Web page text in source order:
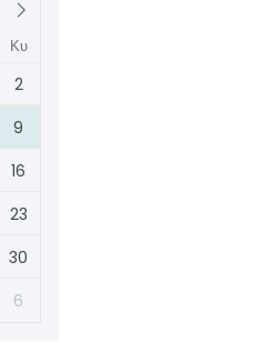
Κυ
2
9
16
23
30
6